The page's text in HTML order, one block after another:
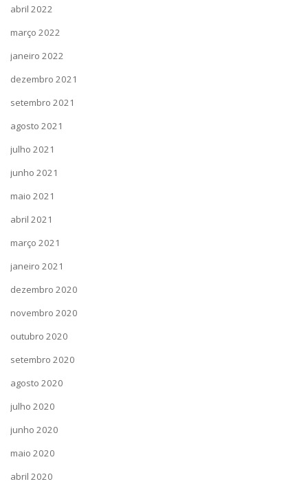
abril 2022
março 2022
janeiro 2022
dezembro 2021
setembro 2021
agosto 2021
julho 2021
junho 2021
maio 2021
abril 2021
março 2021
janeiro 2021
dezembro 2020
novembro 2020
outubro 2020
setembro 2020
agosto 2020
julho 2020
junho 2020
maio 2020
abril 2020